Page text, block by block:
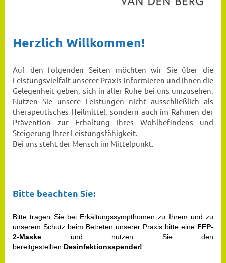
Herzlich Willkommen!
Auf den folgenden Seiten möchten wir Sie über die
Leistungsvielfalt unserer Praxis informieren und Ihnen die
Gelegenheit geben, sich in aller Ruhe bei uns umzusehen.
Nutzen Sie unsere Leistungen nicht ausschließlich als
therapeutisches Heilmittel, sondern auch im Rahmen der
Prävention zur Erhaltung Ihres Wohlbefindens und
Steigerung Ihrer Leistungsfähigkeit.
Bei uns steht der Mensch im Mittelpunkt.
Bitte beachten Sie:
Bitte tragen Sie bei Erkältungssympthomen zu Ihrem und zu
unserem Schutz beim Betreten unserer Praxis bitte eine FFP-
2-Maske und nutzen Sie den
bereitgestellten Desinfektionsspender!